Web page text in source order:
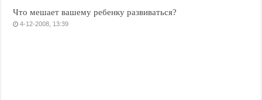
Что мешает вашему ребенку развиваться?
4-12-2008, 13:39